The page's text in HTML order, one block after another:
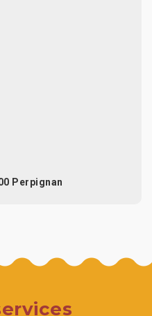
Perpignan